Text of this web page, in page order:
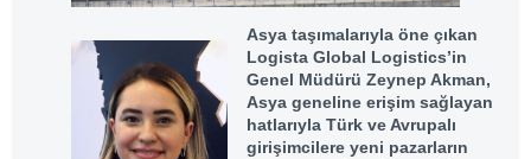
Asya taşımalarıyla öne çıkan
Logista Global Logistics’in
Genel Müdürü Zeynep Akman,
Asya geneline erişim sağlayan
hatlarıyla Türk ve Avrupalı
girişimcilere yeni pazarların